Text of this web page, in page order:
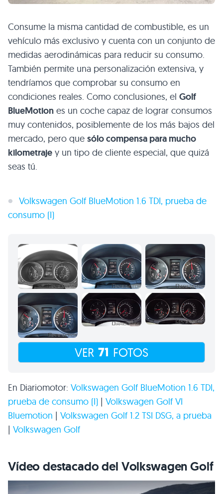
Consume la misma cantidad de combustible, es un
vehículo más exclusivo y cuenta con un conjunto de
medidas aerodinámicas para reducir su consumo.
También permite una personalización extensiva, y
tendríamos que comprobar su consumo en
condiciones reales. Como conclusiones, el Golf
BlueMotion es un coche capaz de lograr consumos
muy contenidos, posiblemente de los más bajos del
mercado, pero que sólo compensa para mucho
kilometraje y un tipo de cliente especial, que quizá
seas tú.
Volkswagen Golf BlueMotion 1.6 TDI, prueba de
consumo (I)
VER 71 FOTOS
En Diariomotor: Volkswagen Golf BlueMotion 1.6 TDI,
prueba de consumo (I) | Volkswagen Golf VI
Bluemotion | Volkswagen Golf 1.2 TSI DSG, a prueba
| Volkswagen Golf
Vídeo destacado del Volkswagen Golf